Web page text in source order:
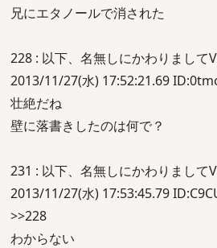
兄にエタノールで消された
228 : 以下、名無しにかわりまして
2013/11/27(水) 17:52:21.69
壮絶だね
壁に落書きしたのは何で？
231 : 以下、名無しにかわりまして
2013/11/27(水) 17:53:45.79
>>228
わからない